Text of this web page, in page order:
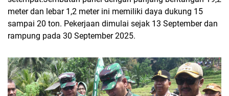
meter dan lebar 1,2 meter ini memiliki daya dukung 15
sampai 20 ton. Pekerjaan dimulai sejak 13 September dan
rampung pada 30 September 2025.